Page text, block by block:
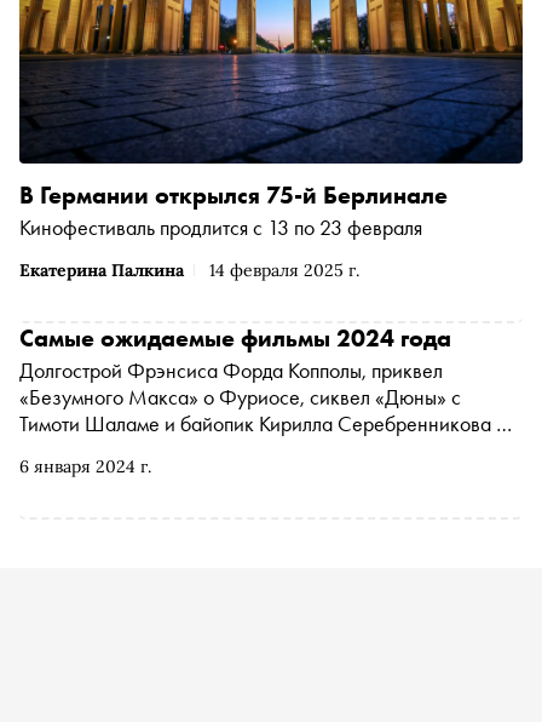
Екатерина Палкина 14 февраля 2025 г.
В Германии открылся 75-й Берлинале
Кинофестиваль продлится с 13 по 23 февраля
6 января 2024 г.
Самые ожидаемые фильмы 2024 года
Долгострой Фрэнсиса Форда Копполы, приквел
«Безумного Макса» о Фуриосе, сиквел «Дюны» с
Тимоти Шаламе и байопик Кирилла Серебренникова —
посмотреть в 2024 году